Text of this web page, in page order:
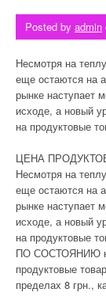
Posted by admin
Несмотря на
еще остаются на
рынке наступает
исходе, а новый
на продуктовые
ЦЕНА
Несмотря на
еще остаются на
рынке наступает
исходе, а новый
на продуктовые
ПО СОСТОЯНИЮ на
продуктовые
пределах 8 грн.,